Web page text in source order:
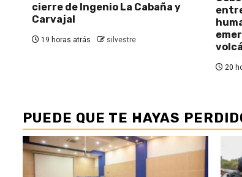
cierre de Ingenio La Cabaña y
Carvajal
19 horas atrás silvestre
20
PUEDE QUE TE HAYAS